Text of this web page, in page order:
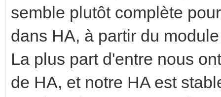
semble plutôt complète
dans HA, à partir du
La plus part d'entre nous
de HA, et notre HA est